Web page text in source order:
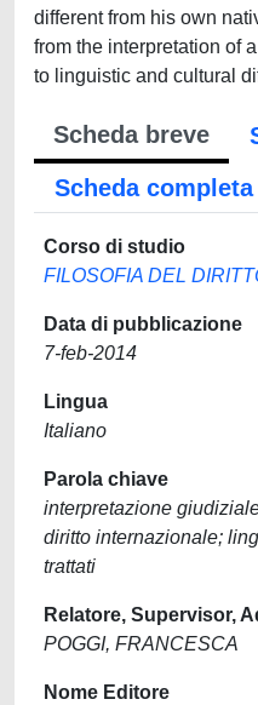
different from his own
from the interpretation of
to linguistic and cultural
Scheda breve
Scheda completa
Corso di studio
FILOSOFIA DEL
Data di pubblicazione
7-feb-2014
Lingua
Italiano
Parola chiave
interpretazione
diritto internazionale;
trattati
Relatore, Supervisor,
POGGI, FRANCESCA
Nome Editore